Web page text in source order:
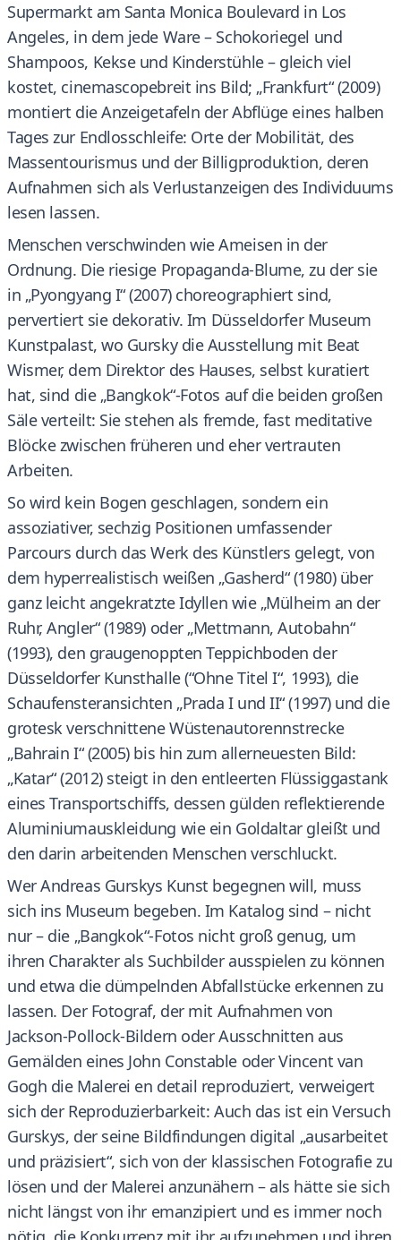
Supermarkt am Santa Monica Boulevard in Los
Angeles, in dem jede Ware – Schokoriegel und
Shampoos, Kekse und Kinderstühle – gleich viel
kostet, cinemascopebreit ins Bild; „Frankfurt“ (2009)
montiert die Anzeigetafeln der Abflüge eines halben
Tages zur Endlosschleife: Orte der Mobilität, des
Massentourismus und der Billigproduktion, deren
Aufnahmen sich als Verlustanzeigen des Individuums
lesen lassen.
Menschen verschwinden wie Ameisen in der
Ordnung. Die riesige Propaganda-Blume, zu der sie
in „Pyongyang I“ (2007) choreographiert sind,
pervertiert sie dekorativ. Im Düsseldorfer Museum
Kunstpalast, wo Gursky die Ausstellung mit Beat
Wismer, dem Direktor des Hauses, selbst kuratiert
hat, sind die „Bangkok“-Fotos auf die beiden großen
Säle verteilt: Sie stehen als fremde, fast meditative
Blöcke zwischen früheren und eher vertrauten
Arbeiten.
So wird kein Bogen geschlagen, sondern ein
assoziativer, sechzig Positionen umfassender
Parcours durch das Werk des Künstlers gelegt, von
dem hyperrealistisch weißen „Gasherd“ (1980) über
ganz leicht angekratzte Idyllen wie „Mülheim an der
Ruhr, Angler“ (1989) oder „Mettmann, Autobahn“
(1993), den graugenoppten Teppichboden der
Düsseldorfer Kunsthalle (“Ohne Titel I“, 1993), die
Schaufensteransichten „Prada I und II“ (1997) und die
grotesk verschnittene Wüstenautorennstrecke
„Bahrain I“ (2005) bis hin zum allerneuesten Bild:
„Katar“ (2012) steigt in den entleerten Flüssiggastank
eines Transportschiffs, dessen gülden reflektierende
Aluminiumauskleidung wie ein Goldaltar gleißt und
den darin arbeitenden Menschen verschluckt.
Wer Andreas Gurskys Kunst begegnen will, muss
sich ins Museum begeben. Im Katalog sind – nicht
nur – die „Bangkok“-Fotos nicht groß genug, um
ihren Charakter als Suchbilder ausspielen zu können
und etwa die dümpelnden Abfallstücke erkennen zu
lassen. Der Fotograf, der mit Aufnahmen von
Jackson-Pollock-Bildern oder Ausschnitten aus
Gemälden eines John Constable oder Vincent van
Gogh die Malerei en detail reproduziert, verweigert
sich der Reproduzierbarkeit: Auch das ist ein Versuch
Gurskys, der seine Bildfindungen digital „ausarbeitet
und präzisiert“, sich von der klassischen Fotografie zu
lösen und der Malerei anzunähern – als hätte sie sich
nicht längst von ihr emanzipiert und es immer noch